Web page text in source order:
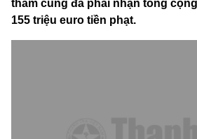
tham cũng đã phải nhận tổng
155 triệu euro tiền phạt.